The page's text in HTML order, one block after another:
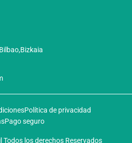
Política de privacidad
Pago seguro
los derechos Reservados